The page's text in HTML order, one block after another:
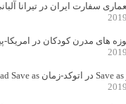
سفارت ایران در تیرانا
های مدرن کودکان در امریکا-